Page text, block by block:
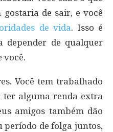
gostaria de sair, e você
de vida. Isso é
depender de qualquer
você.
Você tem trabalhado
alguma renda extra
amigos também dão
período de folga juntos,